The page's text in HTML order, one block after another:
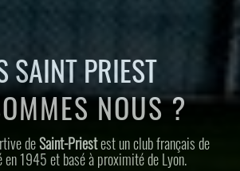
SAINT PRIEST
NOUS ?
deSaint-Priestest un club français de
en 1945 et basé à proximité de Lyon.